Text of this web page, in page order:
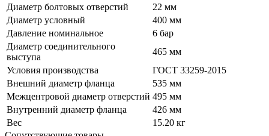
Диаметр болтовых отверстий
22 мм
Диаметр условный
400 мм
Давление номинальное
6 бар
Диаметр соединительного
выступа
465 мм
Условия производства
ГОСТ 33259-2015
Внешний диаметр фланца
535 мм
Межцентровой диаметр отверстий 495 мм
Внутренний диаметр фланца
426 мм
Вес
15.20 кг